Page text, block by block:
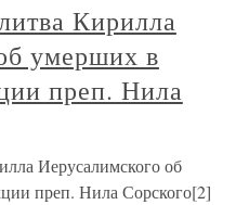
Кирилла
умерших в
преп. Нила
Иерусалимского об
преп. Нила Сорского[2]